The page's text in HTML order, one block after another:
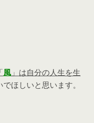
風 」は自分の人生を生
ほしいと思います。